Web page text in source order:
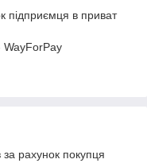
підприємця в приват
рахунок покупця